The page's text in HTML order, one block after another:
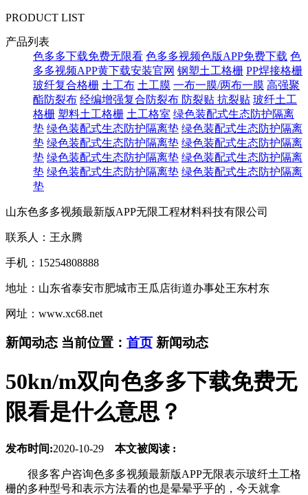
PRODUCT LIST
产品列表
色多多下载免费无限看 色多多视频色版APP免费下载 色
多多视频APP黄下载安装官网 钢塑土工格栅 PP焊接格栅
玻纤复合格栅 土工布 土工膜 一布一膜/两布一膜 高强聚
酯防裂布 经编增强复合防裂布 防裂贴 抗裂贴 玻纤土工
格栅 塑料土工格栅 土工格室 绿色装配式生态防护隔离
垫 绿色装配式生态防护隔离垫 绿色装配式生态防护隔离
垫 绿色装配式生态防护隔离垫 绿色装配式生态防护隔离
垫 绿色装配式生态防护隔离垫 绿色装配式生态防护隔离
垫 绿色装配式生态防护隔离垫 绿色装配式生态防护隔离
垫
山东色多多视频最新版APP无限工程材料科技有限公司
联系人：王永腾
手机：15254808888
地址：山东省泰安市肥城市王瓜店街道办事处王东村东
网址：www.xc68.net
新闻动态 当前位置： 首页 新闻动态
50kn/m双向色多多下载免费无
限看是什么意思？
发布时间:2020-10-29 本文被阅读 :
很多客户咨询色多多视频最新版APP无限表示玻纤土工格
栅的多种型号和表示方法看的也是晕晕乎乎的，今天就拿